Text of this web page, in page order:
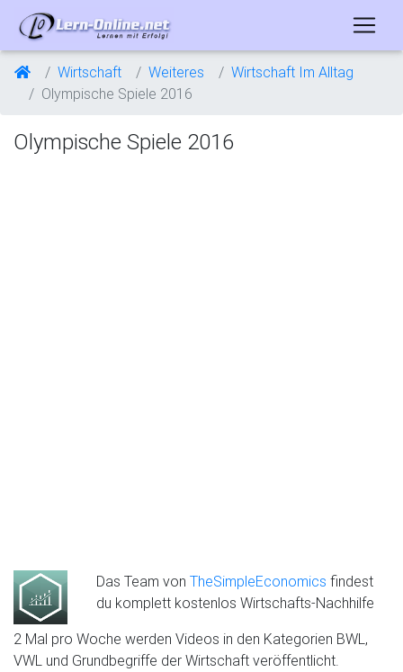
Wirtschaft Weiteres
Wirtschaft Im Alltag
Olympische Spiele 2016
Olympische Spiele 2016
Das Team von TheSimpleEconomics findest
du komplett kostenlos Wirtschafts-Nachhilfe
2 Mal pro Woche werden Videos in den Kategorien BWL,
VWL und Grundbegriffe der Wirtschaft veröffentlicht.